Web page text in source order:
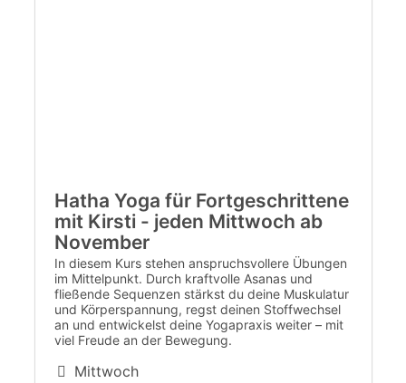
Hatha Yoga für Fortgeschrittene
mit Kirsti - jeden Mittwoch ab
November
In diesem Kurs stehen anspruchsvollere Übungen
im Mittelpunkt. Durch kraftvolle Asanas und
fließende Sequenzen stärkst du deine Muskulatur
und Körperspannung, regst deinen Stoffwechsel
an und entwickelst deine Yogapraxis weiter – mit
viel Freude an der Bewegung.
Mittwoch